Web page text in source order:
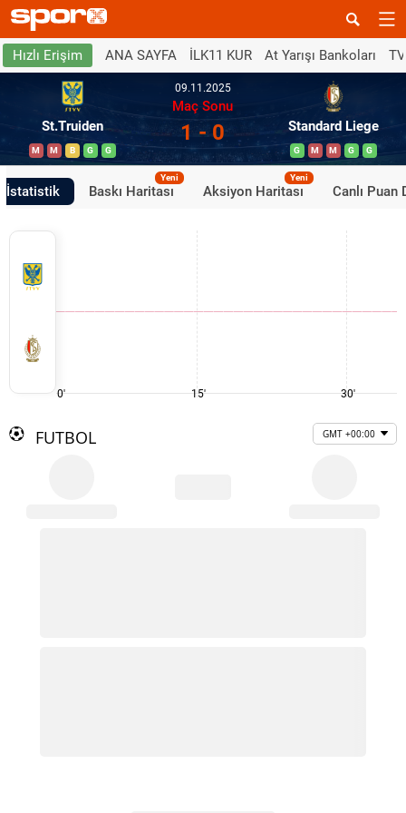
Hızlı Erişim ANA SAYFA İLK11 KUR At Yarışı Bankoları
St.Truiden
M M B G G
09.11.2025
Maç Sonu
1 - 0 Standard Liege
G M M G G
İstatistik Baskı Haritası
Yeni
Aksiyon Haritası
Yeni
Canlı Puan
0' 15' 30'
FUTBOL GMT +00:00